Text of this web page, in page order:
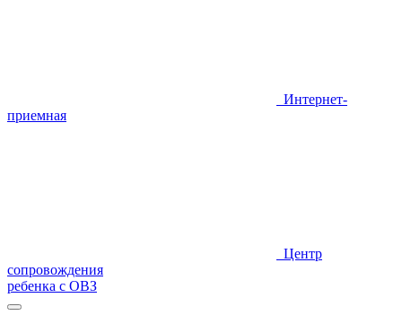
Интернет-
приемная
Центр
сопровождения
ребенка с ОВЗ